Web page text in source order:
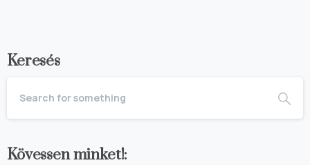
Keresés
Kövessen minket!: